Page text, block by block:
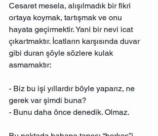
Cesaret mesela, alışılmadık bir fikri
ortaya koymak, tartışmak ve onu
hayata geçirmektir. Yani bir nevi icat
çıkartmaktır. İcatların karşısında duvar
gibi duran şöyle sözlere kulak
asmamaktır:
- Biz bu işi yıllardır böyle yaparız, ne
gerek var şimdi buna?
- Bunu daha önce denedik. Olmaz.